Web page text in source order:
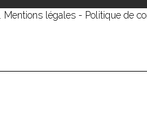
Mentions légales- Politique de